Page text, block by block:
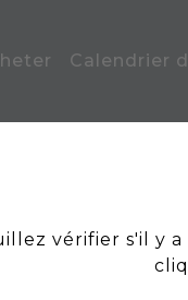
Calendrier
vérifier s'il